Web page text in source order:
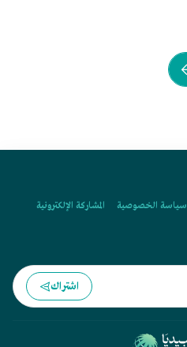
سياسة الخصوصية
المشاركة الإلكترونية
اشتراك